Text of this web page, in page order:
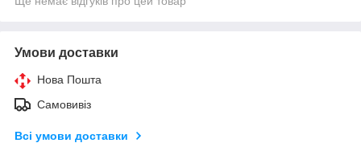
Умови доставки
Нова Пошта
Самовивіз
Всі умови доставки